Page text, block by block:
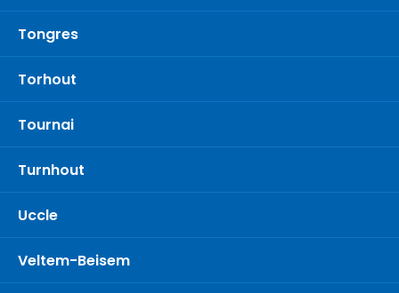
Tongres
Torhout
Tournai
Turnhout
Uccle
Veltem-Beisem